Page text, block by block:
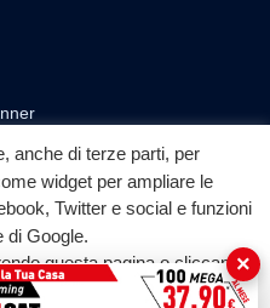
▶
YouTube
anche di terze parti, per
widget per ampliare le
Twitter e social e funzioni
di Google.
questa pagina o cliccando
all'uso dei cookie.
×